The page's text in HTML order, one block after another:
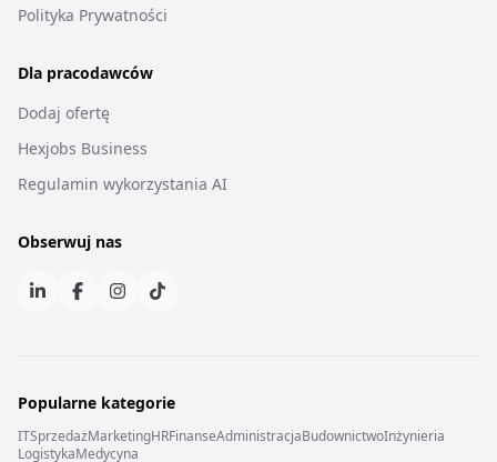
Polityka Prywatności
Dla pracodawców
Dodaj ofertę
Hexjobs Business
Regulamin wykorzystania AI
Obserwuj nas
Popularne kategorie
ITSprzedażMarketingHRFinanseAdministracjaBudownictwoInżynieria
LogistykaMedycyna